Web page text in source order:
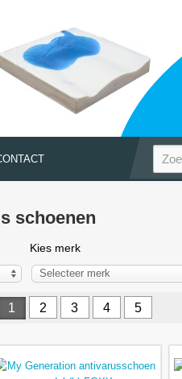
schoenen
Kies merk
Selecteer merk
1 2 3 4 5